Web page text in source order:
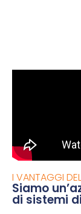
I VANTAGGI
Siamo
di sistemi